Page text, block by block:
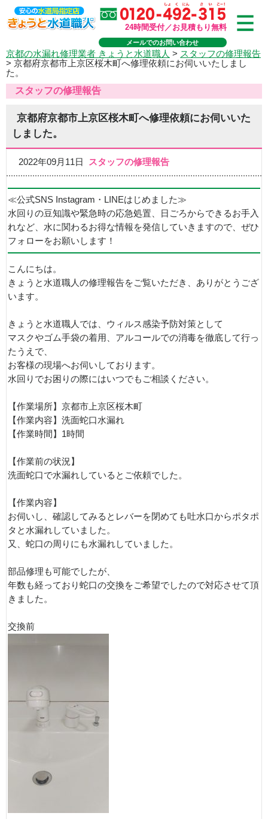
24時間受付／お見積もり無料
メールでのお問い合わせ
京都の水漏れ修理業者 きょうと水道職人 > スタッフの修理報告
> 京都府京都市上京区桜木町へ修理依頼にお伺いいたしまし
た。
スタッフの修理報告
京都府京都市上京区桜木町へ修理依頼にお伺いいた
しました。
2022年09月11日 スタッフの修理報告
≪公式SNS Instagram・LINEはじめました≫
水回りの豆知識や緊急時の応急処置、日ごろからできるお手入
れなど、水に関わるお得な情報を発信していきますので、ぜひ
フォローをお願いします！
こんにちは。
きょうと水道職人の修理報告をご覧いただき、ありがとうござ
います。
きょうと水道職人では、ウィルス感染予防対策として
マスクやゴム手袋の着用、アルコールでの消毒を徹底して行っ
たうえで、
お客様の現場へお伺いしております。
水回りでお困りの際にはいつでもご相談ください。
【作業場所】京都市上京区桜木町
【作業内容】洗面蛇口水漏れ
【作業時間】1時間
【作業前の状況】
洗面蛇口で水漏れしているとご依頼でした。
【作業内容】
お伺いし、確認してみるとレバーを閉めても吐水口からポタポ
タと水漏れしていました。
又、蛇口の周りにも水漏れしていました。
部品修理も可能でしたが、
年数も経っており蛇口の交換をご希望でしたので対応させて頂
きました。
交換前